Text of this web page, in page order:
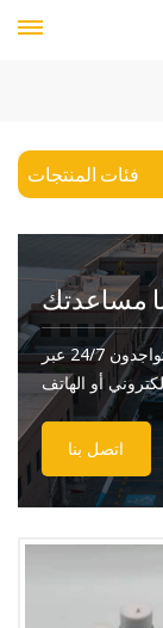
فئات المنتجات
مساعدتك
يمكنك الاتصال بنا بأي طريقة تناسبك. نحن متواجدون 24/7 عبر
اتصل بنا